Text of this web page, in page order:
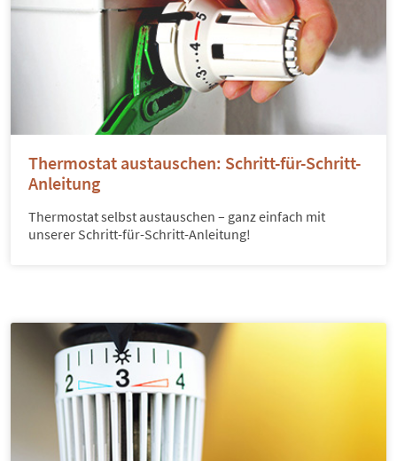
Thermostat austauschen: Schritt-für-Schritt-
Anleitung
Thermostat selbst austauschen – ganz einfach mit
unserer Schritt-für-Schritt-Anleitung!